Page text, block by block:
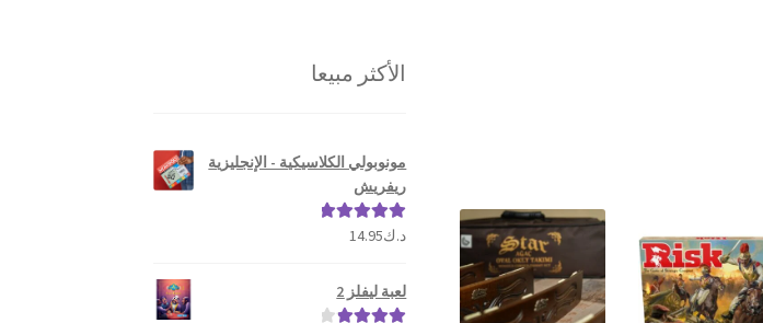
الأكثر مبيعا
مونوبولي الكلاسيكية - الإنجليزية
ريفريش
تم التقييم
د.ك14.95
لعبة ليفلز 2